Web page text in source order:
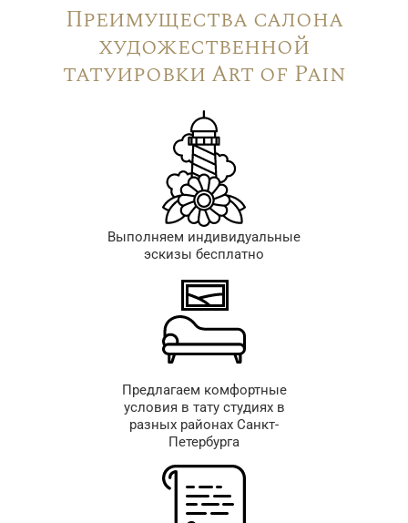
Преимущества салона
художественной
татуировки Art of Pain
Выполняем индивидуальные
эскизы бесплатно
Предлагаем комфортные
условия в тату студиях в
разных районах Санкт-
Петербурга